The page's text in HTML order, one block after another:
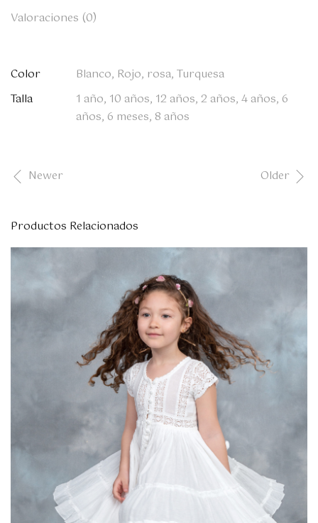
Valoraciones (0)
Color
Blanco, Rojo, rosa, Turquesa
Talla
1 año, 10 años, 12 años, 2 años, 4 años, 6
años, 6 meses, 8 años
Older
Newer
Productos Relacionados